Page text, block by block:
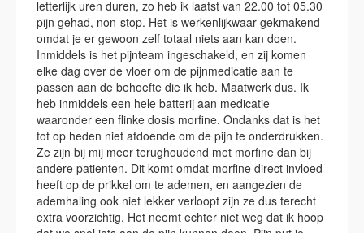
letterlijk uren duren, zo heb ik laatst van 22.00 tot 05.30
pijn gehad, non-stop. Het is werkenlijkwaar gekmakend
omdat je er gewoon zelf totaal niets aan kan doen.
Inmiddels is het pijnteam ingeschakeld, en zij komen
elke dag over de vloer om de pijnmedicatie aan te
passen aan de behoefte die ik heb. Maatwerk dus. Ik
heb inmiddels een hele batterij aan medicatie
waaronder een flinke dosis morfine. Ondanks dat is het
tot op heden niet afdoende om de pijn te onderdrukken.
Ze zijn bij mij meer terughoudend met morfine dan bij
andere patienten. Dit komt omdat morfine direct invloed
heeft op de prikkel om te ademen, en aangezien de
ademhaling ook niet lekker verloopt zijn ze dus terecht
extra voorzichtig. Het neemt echter niet weg dat ik hoop